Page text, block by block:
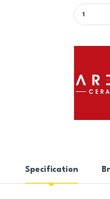
PIETRA DI
Specification